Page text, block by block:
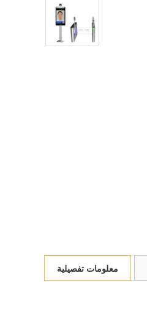
معلومات تفصيلية